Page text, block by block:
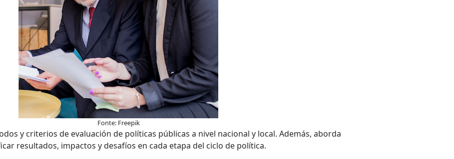
Fonte: Freepik
y criterios de evaluación de políticas públicas a nivel nacional y local. Además, aborda
resultados, impactos y desafíos en cada etapa del ciclo de política.